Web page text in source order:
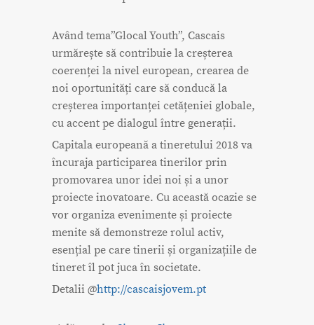
Având tema”Glocal Youth”, Cascais
urmărește să contribuie la creșterea
coerenței la nivel european, crearea de
noi oportunități care să conducă la
creșterea importanței cetățeniei globale,
cu accent pe dialogul între generații.
Capitala europeană a tineretului 2018 va
încuraja participarea tinerilor prin
promovarea unor idei noi și a unor
proiecte inovatoare. Cu această ocazie se
vor organiza evenimente și proiecte
menite să demonstreze rolul activ,
esențial pe care tinerii și organizațiile de
tineret îl pot juca în societate.
Detalii @http://cascaisjovem.pt